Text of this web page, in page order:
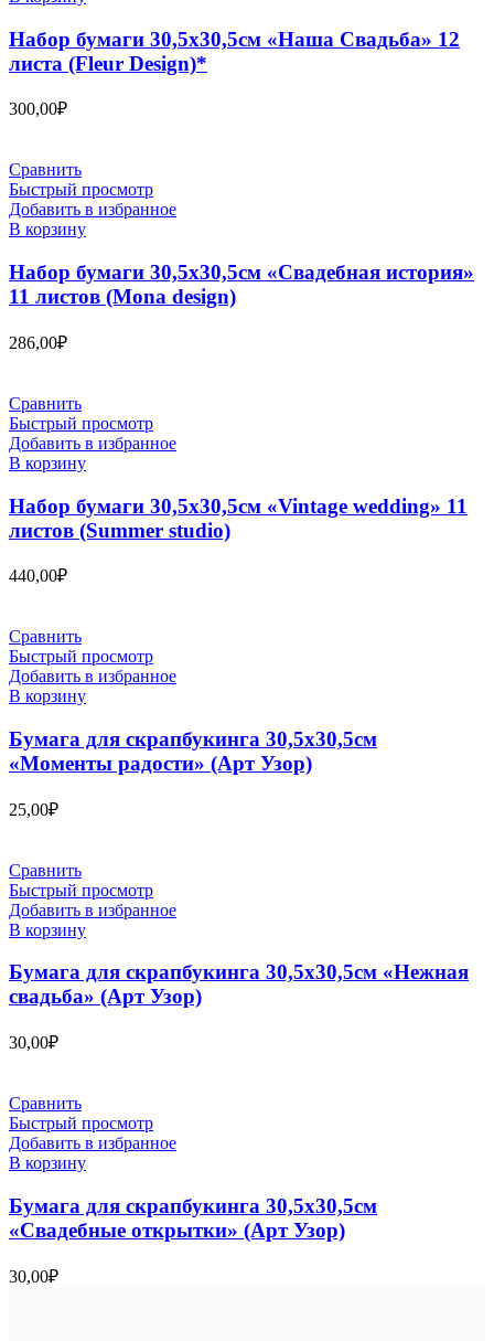
Набор бумаги 30,5х30,5см «Наша Свадьба» 12
листа (Fleur Design)*
300,00₽
Сравнить
Быстрый просмотр
Добавить в избранное
В корзину
Набор бумаги 30,5х30,5см «Свадебная история»
11 листов (Mona design)
286,00₽
Сравнить
Быстрый просмотр
Добавить в избранное
В корзину
Набор бумаги 30,5х30,5см «Vintage wedding» 11
листов (Summer studio)
440,00₽
Сравнить
Быстрый просмотр
Добавить в избранное
В корзину
Бумага для скрапбукинга 30,5х30,5см
«Моменты радости» (Арт Узор)
25,00₽
Сравнить
Быстрый просмотр
Добавить в избранное
В корзину
Бумага для скрапбукинга 30,5х30,5см «Нежная
свадьба» (Арт Узор)
30,00₽
Сравнить
Быстрый просмотр
Добавить в избранное
В корзину
Бумага для скрапбукинга 30,5х30,5см
«Свадебные открытки» (Арт Узор)
30,00₽